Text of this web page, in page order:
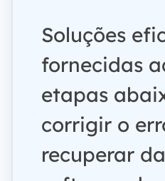
Soluções
fornecidas
etapas
corrigir o
recuperar